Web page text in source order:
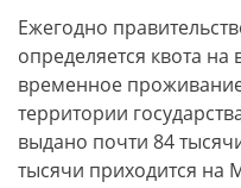
Ежегодно
определяется квота
временное
территории
выдано почти 84
тысячи приходится на